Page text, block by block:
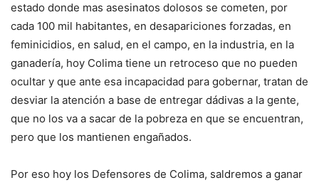
estado donde mas asesinatos dolosos se cometen, por
cada 100 mil habitantes, en desapariciones forzadas, en
feminicidios, en salud, en el campo, en la industria, en la
ganadería, hoy Colima tiene un retroceso que no pueden
ocultar y que ante esa incapacidad para gobernar, tratan de
desviar la atención a base de entregar dádivas a la gente,
que no los va a sacar de la pobreza en que se encuentran,
pero que los mantienen engañados.
Por eso hoy los Defensores de Colima, saldremos a ganar